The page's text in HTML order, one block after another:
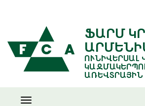
ՖԱՐՄ
ՈՒՆԻՎԵՐՍԱԼ
ԱՌԵՎՏՐԱՅԻՆ
Toggle